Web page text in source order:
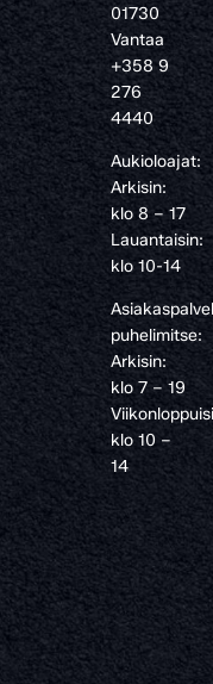
01730
Vantaa
+358 9
276
4440
Aukioloajat:
Arkisin:
klo 8 – 17
Lauantaisin:
klo 10-14
puhelimitse:
Arkisin:
klo 7 – 19
klo 10 –
14